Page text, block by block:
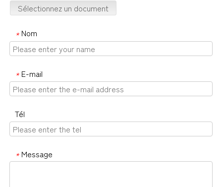
Sélectionnez un document
* Nom
* E-mail
Tél
* Message